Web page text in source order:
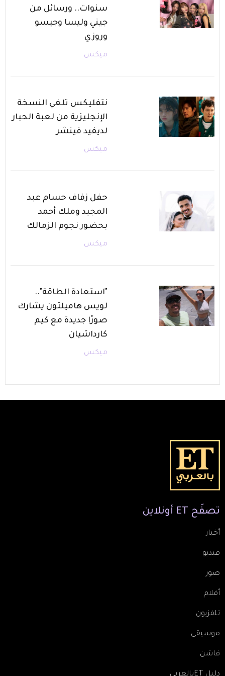
سنوات.. ورسائل من
جيني وليسا وجيسو
وروزي
ميكس
نتفليكس تلغي النسخة
الإنجليزية من لعبة الحبار
لديفيد فينشر
ميكس
حفل زفاف حسام عبد
المجيد وملك أحمد
بحضور نجوم الزمالك
ميكس
"استعادة الطاقة"..
لويس هاميلتون يشارك
صورًا جديدة مع كيم
كارداشيان
ميكس
تصفّح ET أونلاين
أخبار
فيديو
صور
أفلام
تلفزيون
موسيقى
فاشن